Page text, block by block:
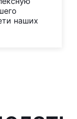
наших